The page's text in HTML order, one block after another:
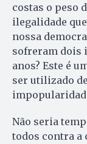
costas o peso
ilegalidade
nossa
sofreram dois
anos? Este é
ser utilizado
Não seria
todos contra a